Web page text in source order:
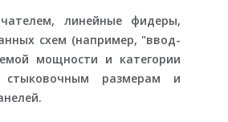
линейные фидеры,
схем (например, "ввод-
мощности и категории
стыковочным размерам и